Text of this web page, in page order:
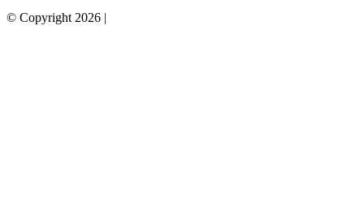
© Copyright 2026 |